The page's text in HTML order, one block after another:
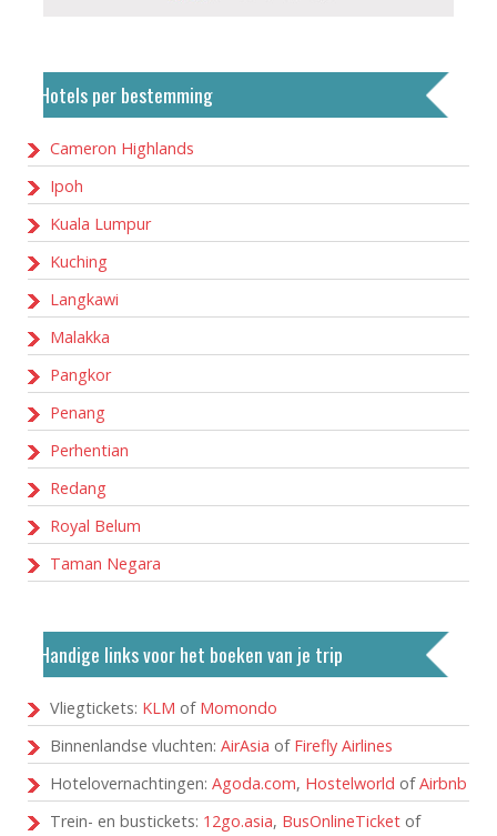
Hotels per bestemming
Cameron Highlands
Ipoh
Kuala Lumpur
Kuching
Langkawi
Malakka
Pangkor
Penang
Perhentian
Redang
Royal Belum
Taman Negara
Handige links voor het boeken van je trip
Vliegtickets: KLM of Momondo
Binnenlandse vluchten: AirAsia of Firefly Airlines
Hotelovernachtingen: Agoda.com, Hostelworld ofAirbnb
Trein- en bustickets: 12go.asia, BusOnlineTicket of